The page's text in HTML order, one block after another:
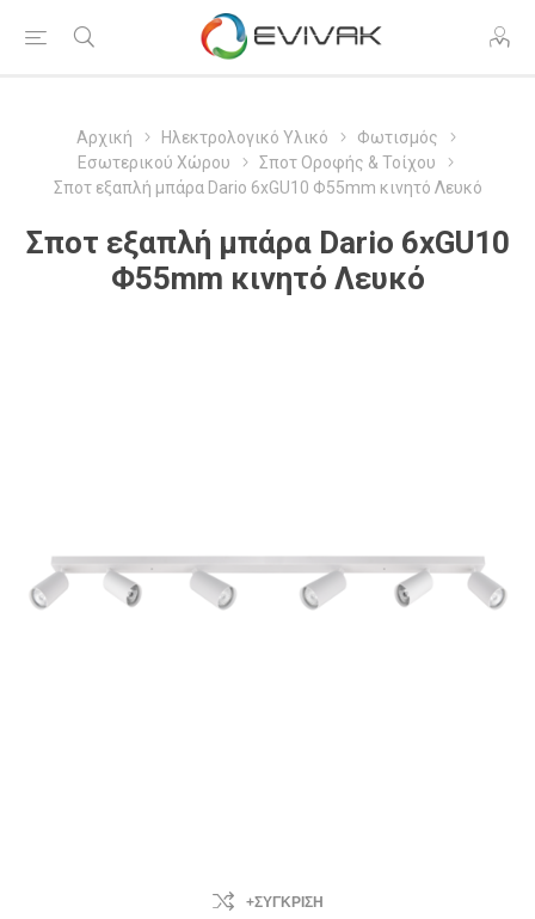
Αρχική Ηλεκτρολογικό Υλικό
Φωτισμός
Εσωτερικού Χώρου
Σποτ Οροφής & Τοίχου
Σποτ εξαπλή μπάρα Dario 6xGU10 Φ55mm κινητό Λευκό
Σποτ εξαπλή μπάρα Dario 6xGU10
Φ55mm κινητό Λευκό
+ΣΎΓΚΡΙΣΗ